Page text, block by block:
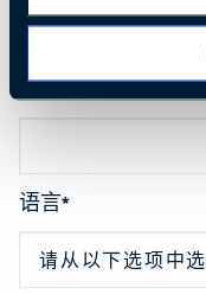
公司名称*
语言*